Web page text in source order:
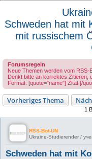
Schweden hat mit
mit russischem
Forumsregeln
Neue Themen werden vom RSS-
Denkt bitte an korrektes Zitieren,
Format: [quote="name"] Zitat [/
Vorheriges Thema
1
RSS-Bot-UN
Ukraine-Studierender /
Schweden hat mit